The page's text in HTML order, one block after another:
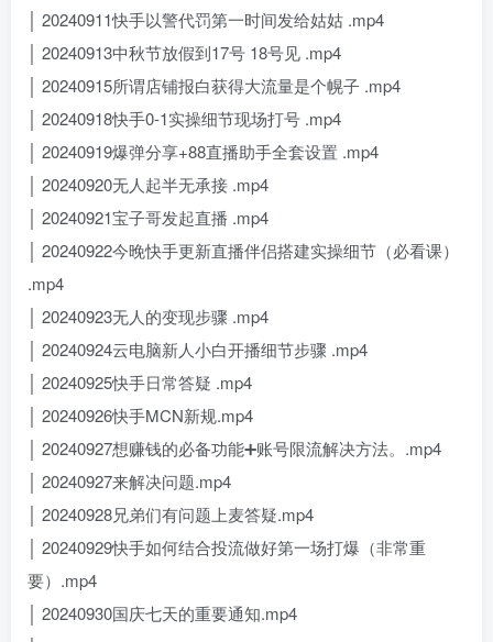
│ 20240911快手以警代罚第一时间发给姑姑 .mp4
│ 20240913中秋节放假到17号 18号见 .mp4
│ 20240915所谓店铺报白获得大流量是个幌子 .mp4
│ 20240918快手0-1实操细节现场打号 .mp4
│ 20240919爆弹分享+88直播助手全套设置 .mp4
│ 20240920无人起半无承接 .mp4
│ 20240921宝子哥发起直播 .mp4
│ 20240922今晚快手更新直播伴侣搭建实操细节（必看课）
.mp4
│ 20240923无人的变现步骤 .mp4
│ 20240924云电脑新人小白开播细节步骤 .mp4
│ 20240925快手日常答疑 .mp4
│ 20240926快手MCN新规.mp4
│ 20240927想赚钱的必备功能➕账号限流解决方法。.mp4
│ 20240927来解决问题.mp4
│ 20240928兄弟们有问题上麦答疑.mp4
│ 20240929快手如何结合投流做好第一场打爆（非常重
要）.mp4
│ 20240930国庆七天的重要通知.mp4